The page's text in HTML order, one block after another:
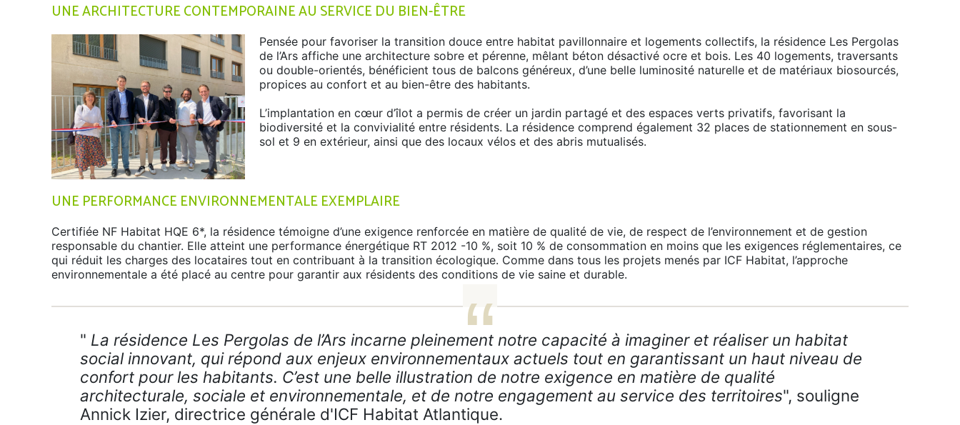
UNE ARCHITECTURE CONTEMPORAINE AU SERVICE DU BIEN-ÊTRE
Pensée pour favoriser la transition douce entre habitat pavillonnaire et logements collectifs, la résidence Les Pergolas
de l’Ars affiche une architecture sobre et pérenne, mêlant béton désactivé ocre et bois. Les 40 logements, traversants
ou double-orientés, bénéficient tous de balcons généreux, d’une belle luminosité naturelle et de matériaux biosourcés,
propices au confort et au bien-être des habitants.
L’implantation en cœur d’îlot a permis de créer un jardin partagé et des espaces verts privatifs, favorisant la
biodiversité et la convivialité entre résidents. La résidence comprend également 32 places de stationnement en sous-
sol et 9 en extérieur, ainsi que des locaux vélos et des abris mutualisés.
UNE PERFORMANCE ENVIRONNEMENTALE EXEMPLAIRE
Certifiée NF Habitat HQE 6*, la résidence témoigne d’une exigence renforcée en matière de qualité de vie, de respect de l’environnement et de gestion
responsable du chantier. Elle atteint une performance énergétique RT 2012 -10 %, soit 10 % de consommation en moins que les exigences réglementaires, ce
qui réduit les charges des locataires tout en contribuant à la transition écologique. Comme dans tous les projets menés par ICF Habitat, l’approche
environnementale a été placé au centre pour garantir aux résidents des conditions de vie saine et durable.
" La résidence Les Pergolas de l’Ars incarne pleinement notre capacité à imaginer et réaliser un habitat
social innovant, qui répond aux enjeux environnementaux actuels tout en garantissant un haut niveau de
confort pour les habitants. C’est une belle illustration de notre exigence en matière de qualité
architecturale, sociale et environnementale, et de notre engagement au service des territoires", souligne
Annick Izier, directrice générale d'ICF Habitat Atlantique.